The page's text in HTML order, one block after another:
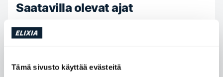
Tämä sivusto käyttää evästeitä
Saatavilla olevat ajat
Maanantai